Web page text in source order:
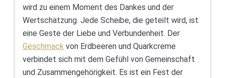
wird zu einem Moment des Dankes und der
Wertschätzung. Jede Scheibe, die geteilt wird, ist
eine Geste der Liebe und Verbundenheit. Der
Geschmackvon Erdbeeren und Quarkcreme
verbindet sich mit dem Gefühl von Gemeinschaft
und Zusammengehörigkeit. Es ist ein Fest der